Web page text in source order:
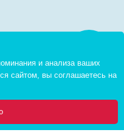
Избранное Корзина:
рынок, павильон № 8c
и анализа ваших
сайтом, вы соглашаетесь на